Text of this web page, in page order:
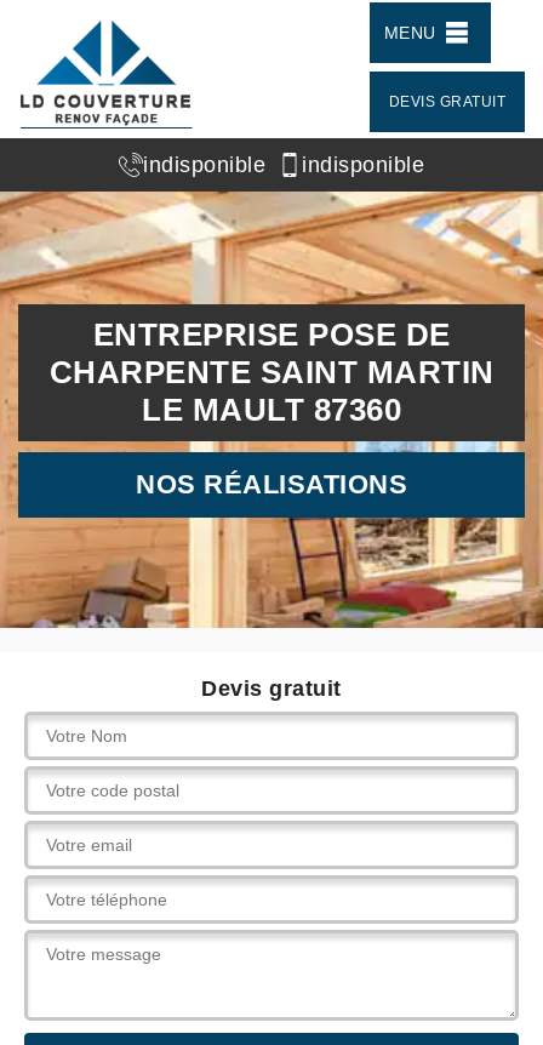
MENU
DEVIS GRATUIT
indisponible indisponible
ENTREPRISE POSE DE
CHARPENTE SAINT MARTIN
LE MAULT 87360
NOS RÉALISATIONS
Devis gratuit